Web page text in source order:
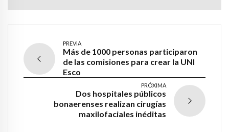
PREVIA
Más de 1000 personas participaron
de las comisiones para crear la UNI
Esco
PRÓXIMA
Dos hospitales públicos
bonaerenses realizan cirugías
maxilofaciales inéditas